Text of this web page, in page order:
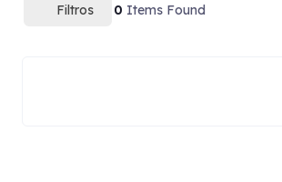
Filtros 0 Items Found